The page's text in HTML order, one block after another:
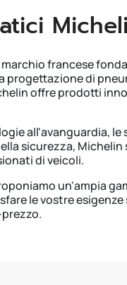
francese
progettazione di
offre prodotti
all'avanguardia,
sicurezza,
di veicoli.
un'ampia
le vostre